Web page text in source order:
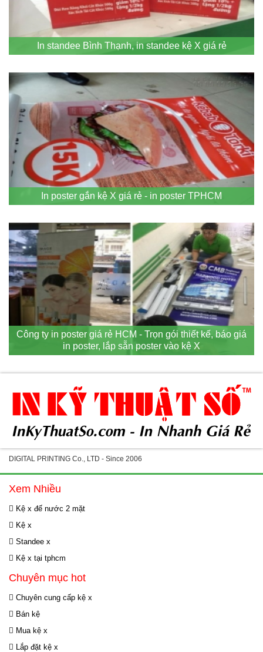
In standee Bình Thạnh, in standee kệ X giá rẻ
In poster gắn kệ X giá rẻ - in poster TPHCM
Công ty in poster giá rẻ HCM - Trọn gói thiết kế, báo giá
in poster, lắp sẵn poster vào kệ X
DIGITAL PRINTING Co., LTD - Since 2006
Xem Nhiều
Kệ x đế nước 2 mặt
Kệ x
Standee x
Kệ x tại tphcm
Chuyên mục hot
Chuyên cung cấp kệ x
Bán kệ
Mua kệ x
Lắp đặt kệ x